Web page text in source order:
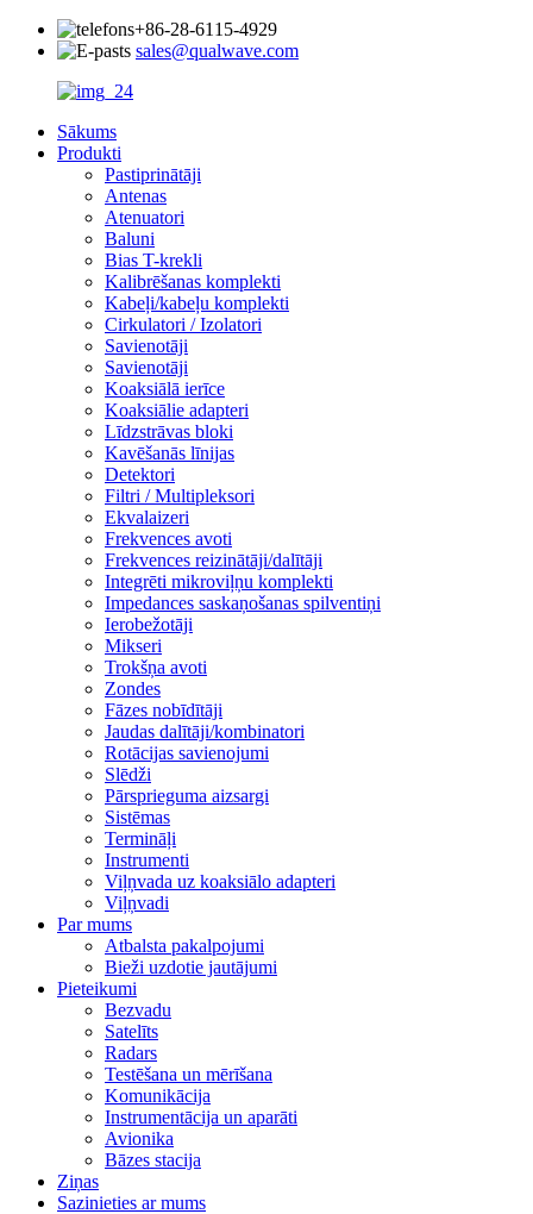
+86-28-6115-4929
sales@qualwave.com
Sākums
Produkti
Pastiprinātāji
Antenas
Atenuatori
Baluni
Bias T-krekli
Kalibrēšanas komplekti
Kabeļi/kabeļu komplekti
Cirkulatori / Izolatori
Savienotāji
Savienotāji
Koaksiālā ierīce
Koaksiālie adapteri
Līdzstrāvas bloki
Kavēšanās līnijas
Detektori
Filtri / Multipleksori
Ekvalaizeri
Frekvences avoti
Frekvences reizinātāji/dalītāji
Integrēti mikroviļņu komplekti
Impedances saskaņošanas spilventiņi
Ierobežotāji
Mikseri
Trokšņa avoti
Zondes
Fāzes nobīdītāji
Jaudas dalītāji/kombinatori
Rotācijas savienojumi
Slēdži
Pārsprieguma aizsargi
Sistēmas
Termināļi
Instrumenti
Viļņvada uz koaksiālo adapteri
Viļņvadi
Par mums
Atbalsta pakalpojumi
Bieži uzdotie jautājumi
Pieteikumi
Bezvadu
Satelīts
Radars
Testēšana un mērīšana
Komunikācija
Instrumentācija un aparāti
Avionika
Bāzes stacija
Ziņas
Sazinieties ar mums